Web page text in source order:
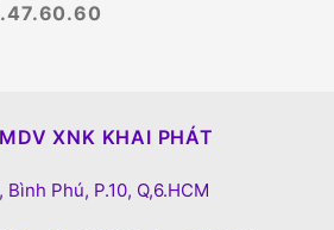
XNK KHAI PHÁT
Phú, P.10, Q,6.HCM